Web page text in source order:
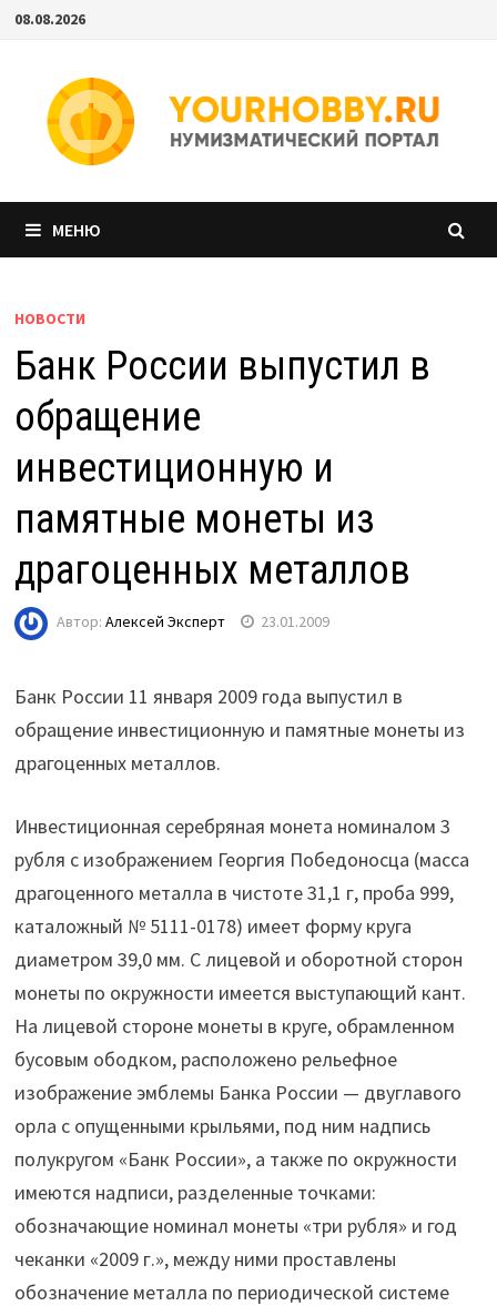
Перейти
содержимому
08.08.2026
МЕНЮ
НОВОСТИ
Банк России выпустил в
обращение
инвестиционную и
памятные монеты из
драгоценных металлов
Автор: Алексей Эксперт 23.01.2009
Банк России 11 января 2009 года выпустил в
обращение инвестиционную и памятные монеты из
драгоценных металлов.
Инвестиционная серебряная монета номиналом 3
рубля с изображением Георгия Победоносца (масса
драгоценного металла в чистоте 31,1 г, проба 999,
каталожный № 5111-0178) имеет форму круга
диаметром 39,0 мм. С лицевой и оборотной сторон
монеты по окружности имеется выступающий кант.
На лицевой стороне монеты в круге, обрамленном
бусовым ободком, расположено рельефное
изображение эмблемы Банка России — двуглавого
орла с опущенными крыльями, под ним надпись
полукругом «Банк России», а также по окружности
имеются надписи, разделенные точками:
обозначающие номинал монеты «три рубля» и год
чеканки «2009 г.», между ними проставлены
обозначение металла по периодической системе